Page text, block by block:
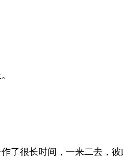
了很长时间，一来二去，